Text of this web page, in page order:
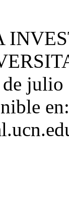
julio
en: